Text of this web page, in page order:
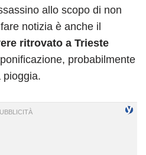
allo scopo di non
notizia è anche il
ritrovato a Trieste
probabilmente
pioggia.